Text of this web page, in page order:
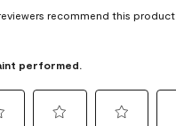
recommend this product
performed.